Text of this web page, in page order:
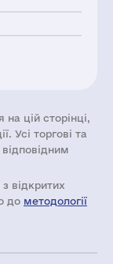
цій сторінці,
Усі торгові та
відкритих
до методології